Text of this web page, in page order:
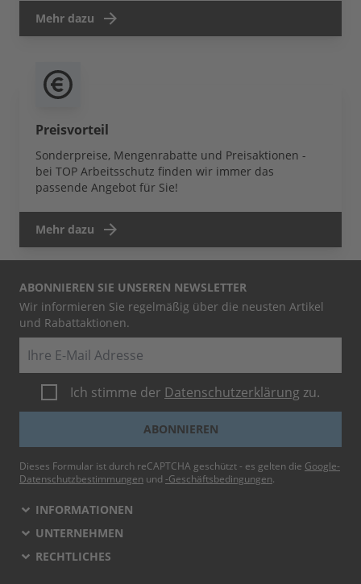
Mehr dazu
Preisvorteil
Sonderpreise, Mengenrabatte und Preisaktionen -
bei TOP Arbeitsschutz finden wir immer das
passende Angebot für Sie!
Mehr dazu
ABONNIEREN SIE UNSEREN NEWSLETTER
Wir informieren Sie regelmäßig über die neusten Artikel
und Rabattaktionen.
Ich stimme der Datenschutzerklärung zu.
ABONNIEREN
Dieses Formular ist durch reCAPTCHA geschützt - es gelten die Google-
Datenschutzbestimmungen und -Geschäftsbedingungen.
INFORMATIONEN
UNTERNEHMEN
RECHTLICHES